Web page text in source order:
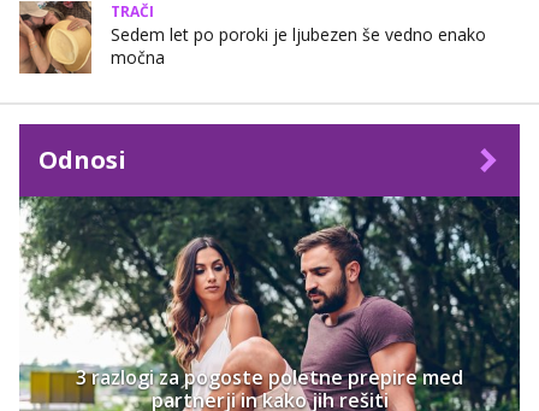
TRAČI
Sedem let po poroki je ljubezen še vedno enako
močna
Odnosi
3 razlogi za pogoste poletne prepire med
partnerji in kako jih rešiti